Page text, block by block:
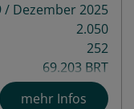
/ Dezember 2025
2.050
252
69.203 BRT
13
mehr Infos